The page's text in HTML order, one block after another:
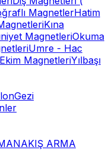
MagnetlerHatim
Kına
MagnetleriOkuma
Umre - Hac
MagnetleriYılbaşı
Gezi
NAKIŞ ARMA